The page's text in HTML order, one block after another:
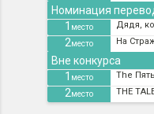
Номинация
1 место Дядя,
2место На
Вне конкурса
1 место The
2место THE